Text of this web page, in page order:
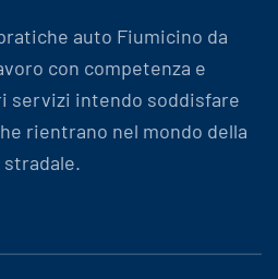
auto Fiumicino da
con competenza e
servizi intendo soddisfare
rientrano nel mondo della
stradale.